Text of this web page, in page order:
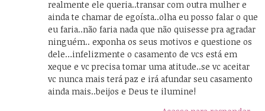
realmente ele queria..transar com outra mulher e
ainda te chamar de egoísta..olha eu posso falar o que
eu faria..não faria nada que não quisesse pra agradar
ninguém.. exponha os seus motivos e questione os
dele…infelizmente o casamento de vcs está em
xeque e vc precisa tomar uma atitude..se vc aceitar
vc nunca mais terá paz e irá afundar seu casamento
ainda mais..beijos e Deus te ilumine!